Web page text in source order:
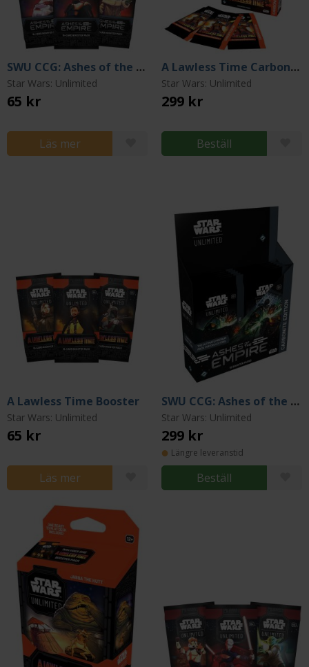
SWU CCG: Ashes of the Empire Booster
Star Wars: Unlimited
65 kr
Läs mer
A Lawless Time Carbonite Booster
Star Wars: Unlimited
299 kr
Beställ
A Lawless Time Booster
Star Wars: Unlimited
65 kr
Läs mer
SWU CCG: Ashes of the Empire Carbonite Booster
Star Wars: Unlimited
299 kr
Längre leveranstid
Beställ